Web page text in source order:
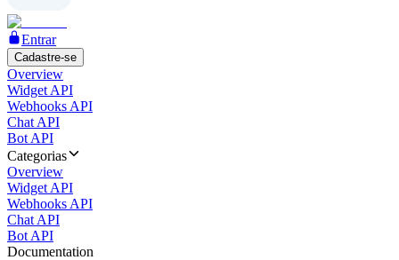
Entrar
Cadastre-se
Overview
Widget API
Webhooks API
Chat API
Bot API
Categorias
Overview
Widget API
Webhooks API
Chat API
Bot API
Documentation